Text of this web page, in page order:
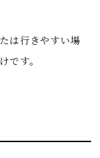
は行きやすい場
です。